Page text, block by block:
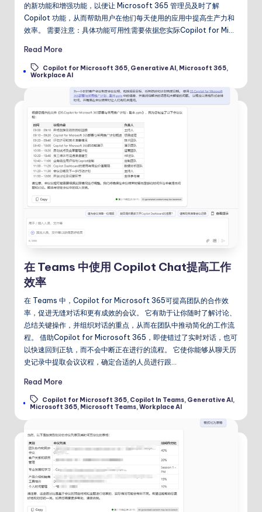
的新功能和增强功能，以便让 Microsoft 365 管理员及时了解
Copilot 功能，从而帮助用户在他们每天使用的应用中提高生产力和
效率。 需要注意：具体功能可用性需要依据您实际Copilot for Mi…
Read More
Tags: Copilot for Microsoft 365, Generative AI, Microsoft 365,
Workplace AI
在 Teams 中使用 Copilot Chat提高工作
效率
在 Teams 中，Copilot for Microsoft 365可提高团队的合作效
率，促进无缝对话和更有成效的会议。 它有助于让你随时了解讨论、
总结关键操作，并组织对话的重点，从而在团队中推动简化的工作流
程。 借助Copilot for Microsoft 365，即使错过了实时对话，也可
以快速回到正轨，而不会中断正在进行的流程。 它使你能够从聊天历
史记录中提取会议议程，确定合适的人员进行跟…
Read More
Tags: Copilot for Microsoft 365, Copilot In Teams, Generative AI,
Microsoft 365, Microsoft Teams,Workplace AI